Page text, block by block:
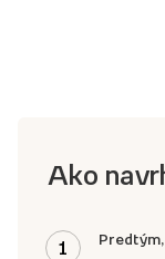
Ako
1